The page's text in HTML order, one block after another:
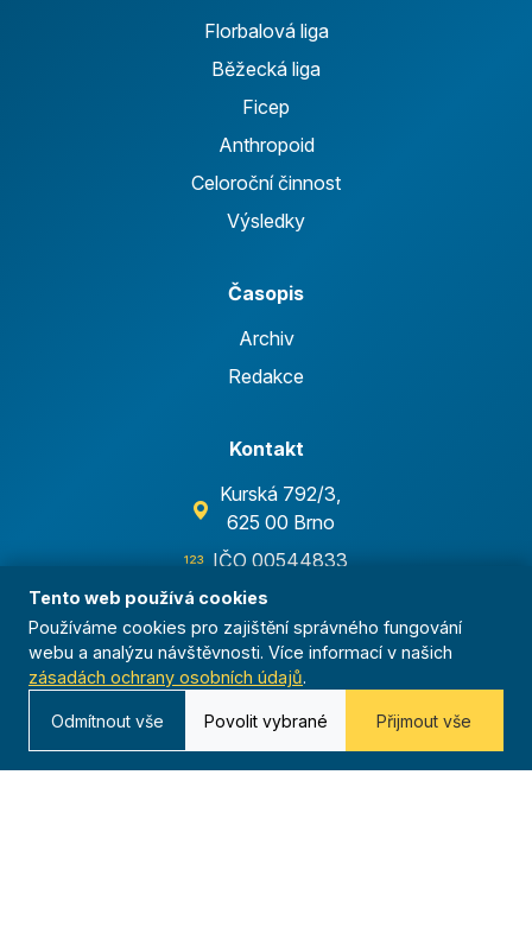
Florbalová liga
Běžecká liga
Ficep
Anthropoid
Celoroční činnost
Výsledky
Časopis
Archiv
Redakce
Kontakt
Kurská 792/3,
625 00 Brno
IČO 00544833
ustredi@orel.cz
Kontaktujte nás
Tento web používá cookies
Používáme cookies pro zajištění správného fungování
webu a analýzu návštěvnosti. Více informací v našich
zásadách ochrany osobních údajů.
Odmítnout vše Povolit vybrané Přijmout vše